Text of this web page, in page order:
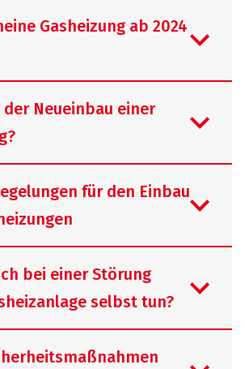
Gasheizung ab 2024
Gasheizungen müssen
ersetzt werden. Sie
Regel weiter betrieben
repariert werden. Wird
gesetzlichen
kommunale
und mögliche
geprüft werden.
Neueinbau einer
einer Gasheizung
deutlich veränderte
Wer heute eine
plant, sollte deshalb
sondern auch gesetzliche
für den Einbau
der Energiewende und der
bei einer Störung
selbst tun?